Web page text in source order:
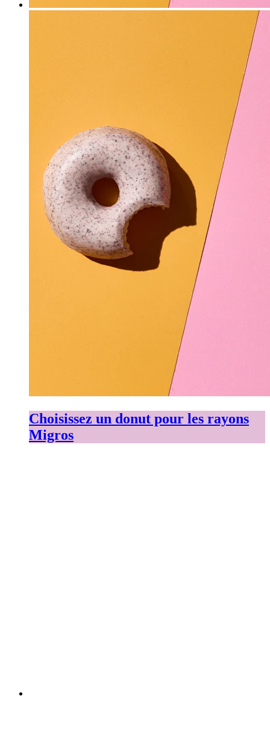
Choisissez un donut pour les rayons
Migros